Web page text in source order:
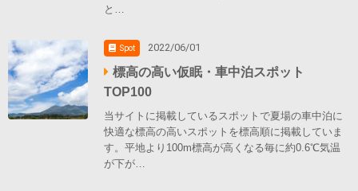
と…
Spot 2022/06/01
標高の高い仮眠・車中泊スポット
TOP100
当サイトに掲載しているスポットで夏場の車中泊に
快適な標高の高いスポットを標高順に掲載していま
す。平地より100m標高が高くなる毎に約0.6℃気温
が下が…